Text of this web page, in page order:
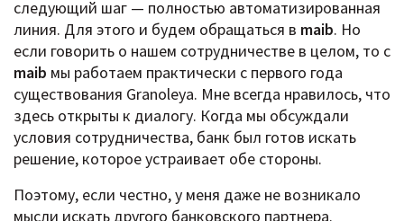
следующий шаг — полностью автоматизированная
линия. Для этого и будем обращаться в maib. Но
если говорить о нашем сотрудничестве в целом, то с
maib мы работаем практически с первого года
существования Granoleya. Мне всегда нравилось, что
здесь открыты к диалогу. Когда мы обсуждали
условия сотрудничества, банк был готов искать
решение, которое устраивает обе стороны.
Поэтому, если честно, у меня даже не возникало
мысли искать другого банковского партнера.